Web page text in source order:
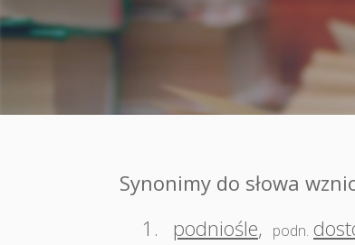
Synonimy do słowa
1.
podniośle, podn.